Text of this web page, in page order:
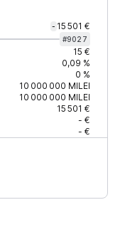
- 15 501 €
#9027
15 €
0,09 %
0 %
10 000 000 MILEI
10 000 000 MILEI
15 501 €
- €
- €